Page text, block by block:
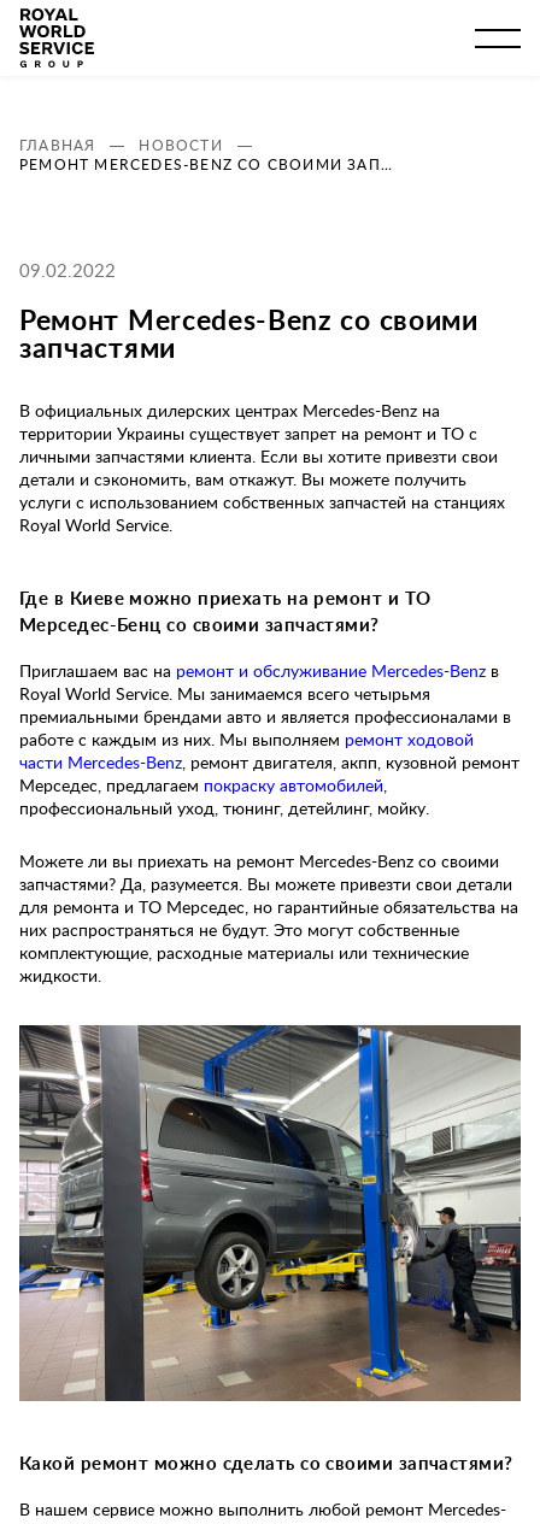
ГЛАВНАЯ
НОВОСТИ
РЕМОНТ MERCEDES-BENZ СО СВОИМИ ЗАПЧАСТЯМИ
09.02.2022
Ремонт Mercedes-Benz со своими
запчастями
В официальных дилерских центрах Mercedes-Benz на
территории Украины существует запрет на ремонт и ТО с
личными запчастями клиента. Если вы хотите привезти свои
детали и сэкономить, вам откажут. Вы можете получить
услуги с использованием собственных запчастей на станциях
Royal World Service.
Где в Киеве можно приехать на ремонт и ТО
Мерседес-Бенц со своими запчастями?
Приглашаем вас на ремонт и обслуживание Mercedes-Benz в
Royal World Service. Мы занимаемся всего четырьмя
премиальными брендами авто и является профессионалами в
работе с каждым из них. Мы выполняем ремонт ходовой
части Mercedes-Benz, ремонт двигателя, акпп, кузовной ремонт
Мерседес, предлагаем покраску автомобилей,
профессиональный уход, тюнинг, детейлинг, мойку.
Можете ли вы приехать на ремонт Mercedes-Benz со своими
запчастями? Да, разумеется. Вы можете привезти свои детали
для ремонта и ТО Мерседес, но гарантийные обязательства на
них распространяться не будут. Это могут собственные
комплектующие, расходные материалы или технические
жидкости.
Какой ремонт можно сделать со своими запчастями?
В нашем сервисе можно выполнить любой ремонт Mercedes-